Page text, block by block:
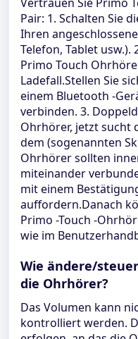
Pair: 1. Schalten Sie
Ihren
Telefon, Tablet usw.).
Primo Touch
Ladefall.Stellen Sie
einem Bluetooth -
verbinden. 3.
Ohrhörer, jetzt sucht
dem (sogenannten
Ohrhörer sollten
miteinander
mit einem
auffordern.Danach
Primo -Touch -
wie im
Wie ändere/
die Ohrhörer?
Das Volumen kann
kontrolliert werden.